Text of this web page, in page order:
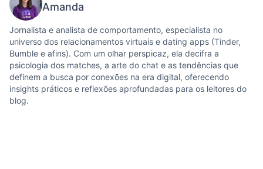
Amanda
Jornalista e analista de comportamento, especialista no
universo dos relacionamentos virtuais e dating apps (Tinder,
Bumble e afins). Com um olhar perspicaz, ela decifra a
psicologia dos matches, a arte do chat e as tendências que
definem a busca por conexões na era digital, oferecendo
insights práticos e reflexões aprofundadas para os leitores do
blog.